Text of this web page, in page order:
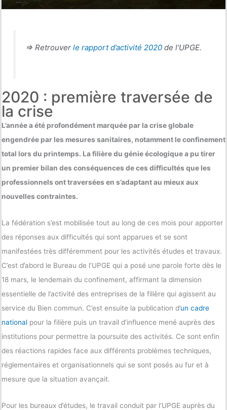
=> Retrouver le rapport d’activité 2020de l’UPGE.
2020 : première traversée de
la crise
L’année a été profondément marquée par la crise globale
engendrée par les mesures sanitaires, notamment le confinement
total lors du printemps. La filière du génie écologique a pu tirer
un premier bilan des conséquences de ces difficultés que les
professionnels ont traversées en s’adaptant au mieux aux
nouvelles contraintes.
La fédération s’est mobilisée tout au long de ces mois pour apporter
des réponses aux difficultés qui sont apparues et se sont
manifestées très différemment pour les activités études et travaux.
C’est d’abord le Bureau de l’UPGE qui a posé une parole forte dès le
18 mars, le lendemain du confinement, affirmant la dimension
essentielle de l’activité des entreprises de la filière qui agissent au
service du Bien commun. C’est ensuite la publication d’un cadre
national pour la filière puis un travail d’influence mené auprès des
institutions pour permettre la poursuite des activités. Ce sont enfin
des réactions rapides face aux différents problèmes techniques,
réglementaires et organisationnels qui se sont posés au fur et à
mesure que la situation avançait.
Pour les bureaux d’études, le travail conduit par l’UPGE auprès du